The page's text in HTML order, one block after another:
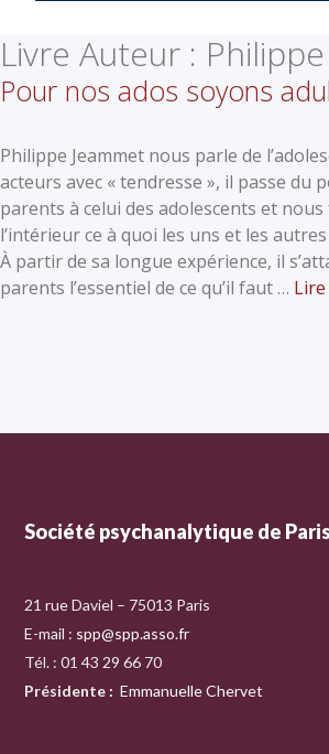
Livre Auteur :
Pour nos ados soyons
Philippe Jeammet nous parle de
acteurs avec « tendresse », il passe du
parents à celui des adolescents et
l’intérieur ce à quoi les uns et les
À partir de sa longue expérience, il
parents l’essentiel de ce qu’il faut …
Société psychanalytique de Paris
21 rue Daviel – 75013 Paris
E-mail : spp@spp.asso.fr
Tél. : 01 43 29 66 70
Présidente : Emmanuelle Chervet